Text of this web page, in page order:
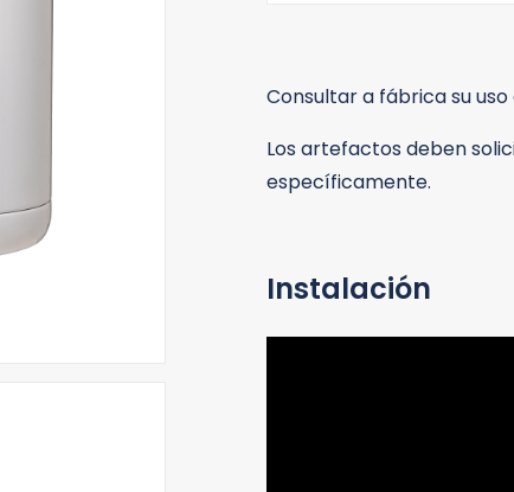
Consultar a fábrica su
Los artefactos deben
específicamente.
Instalación